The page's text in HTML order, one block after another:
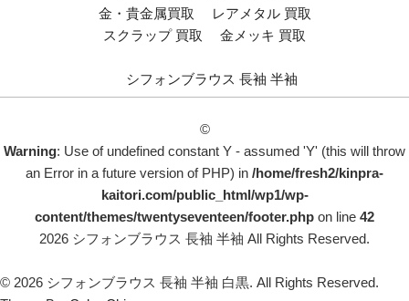
金・貴金属買取
レアメタル 買取
スクラップ 買取
金メッキ 買取
シフォンブラウス 長袖 半袖
©
Warning: Use of undefined constant Y - assumed 'Y' (this will throw
an Error in a future version of PHP) in /home/fresh2/kinpra-
kaitori.com/public_html/wp1/wp-
content/themes/twentyseventeen/footer.php on line 42
2026 シフォンブラウス 長袖 半袖 All Rights Reserved.
© 2026 シフォンブラウス 長袖 半袖 白黒. All Rights Reserved.